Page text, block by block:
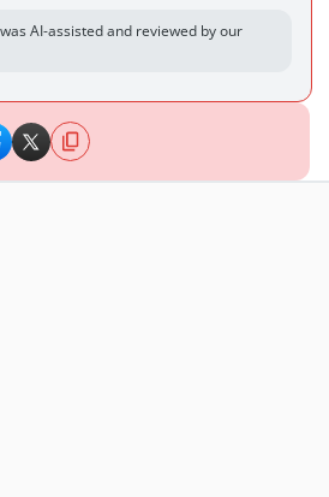
AI-assisted and reviewed by our